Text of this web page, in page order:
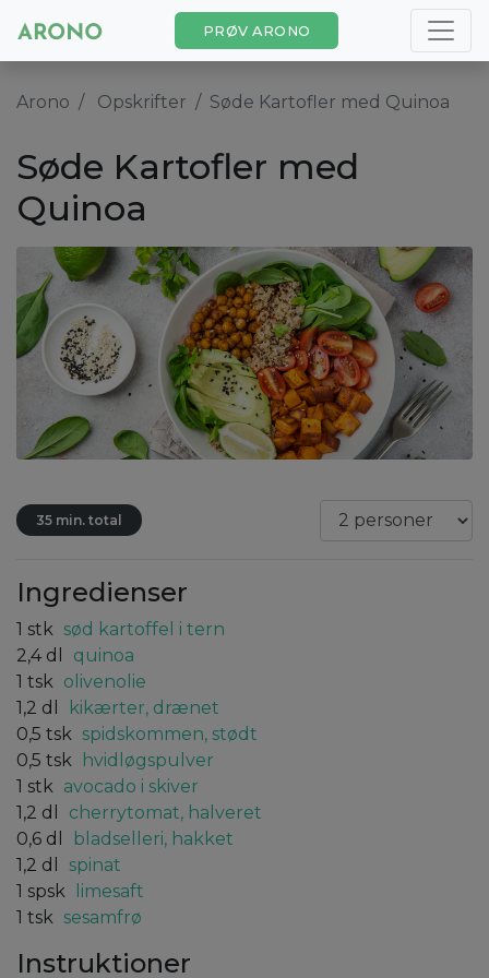
PRØV ARONO
Arono Opskrifter Søde Kartofler med Quinoa
Søde Kartofler med
Quinoa
35 min. total
Ingredienser
1 stk sød kartoffel i tern
2,4 dl
quinoa
1 tsk olivenolie
1,2 dl
kikærter, drænet
0,5 tsk spidskommen, stødt
0,5 tsk
hvidløgspulver
1 stk avocado i skiver
1,2 dl
cherrytomat, halveret
0,6 dl
bladselleri, hakket
1,2 dl
spinat
1 spsk
limesaft
1 tsk sesamfrø
Instruktioner